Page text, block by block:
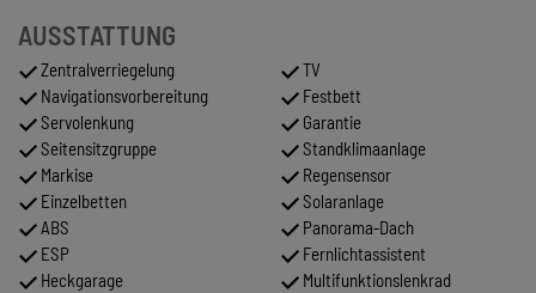
AUSSTATTUNG
Zentralverriegelung
Navigationsvorbereitung
Servolenkung
Seitensitzgruppe
Markise
Einzelbetten
ABS
ESP
Heckgarage
TV
Festbett
Garantie
Standklimaanlage
Regensensor
Solaranlage
Panorama-Dach
Fernlichtassistent
Multifunktionslenkrad